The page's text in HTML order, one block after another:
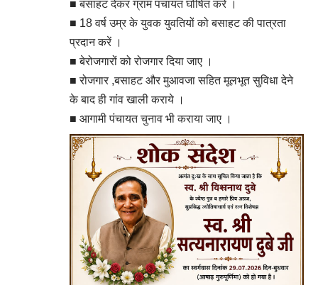
■ बसाहट देकर ग्राम पंचायत घोषित करें ।
■ 18 वर्ष उम्र के युवक युवतियों को बसाहट की पात्रता
प्रदान करें ।
■ बेरोजगारों को रोजगार दिया जाए ।
■ रोजगार ,बसाहट और मुआवजा सहित मूलभूत सुविधा देने
के बाद ही गांव खाली कराये ।
■ आगामी पंचायत चुनाव भी कराया जाए ।